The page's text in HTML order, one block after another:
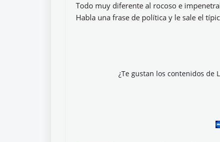
Todo muy diferente al rocoso e
Habla una frase de política y le sale el
¿Te gustan los contenidos de